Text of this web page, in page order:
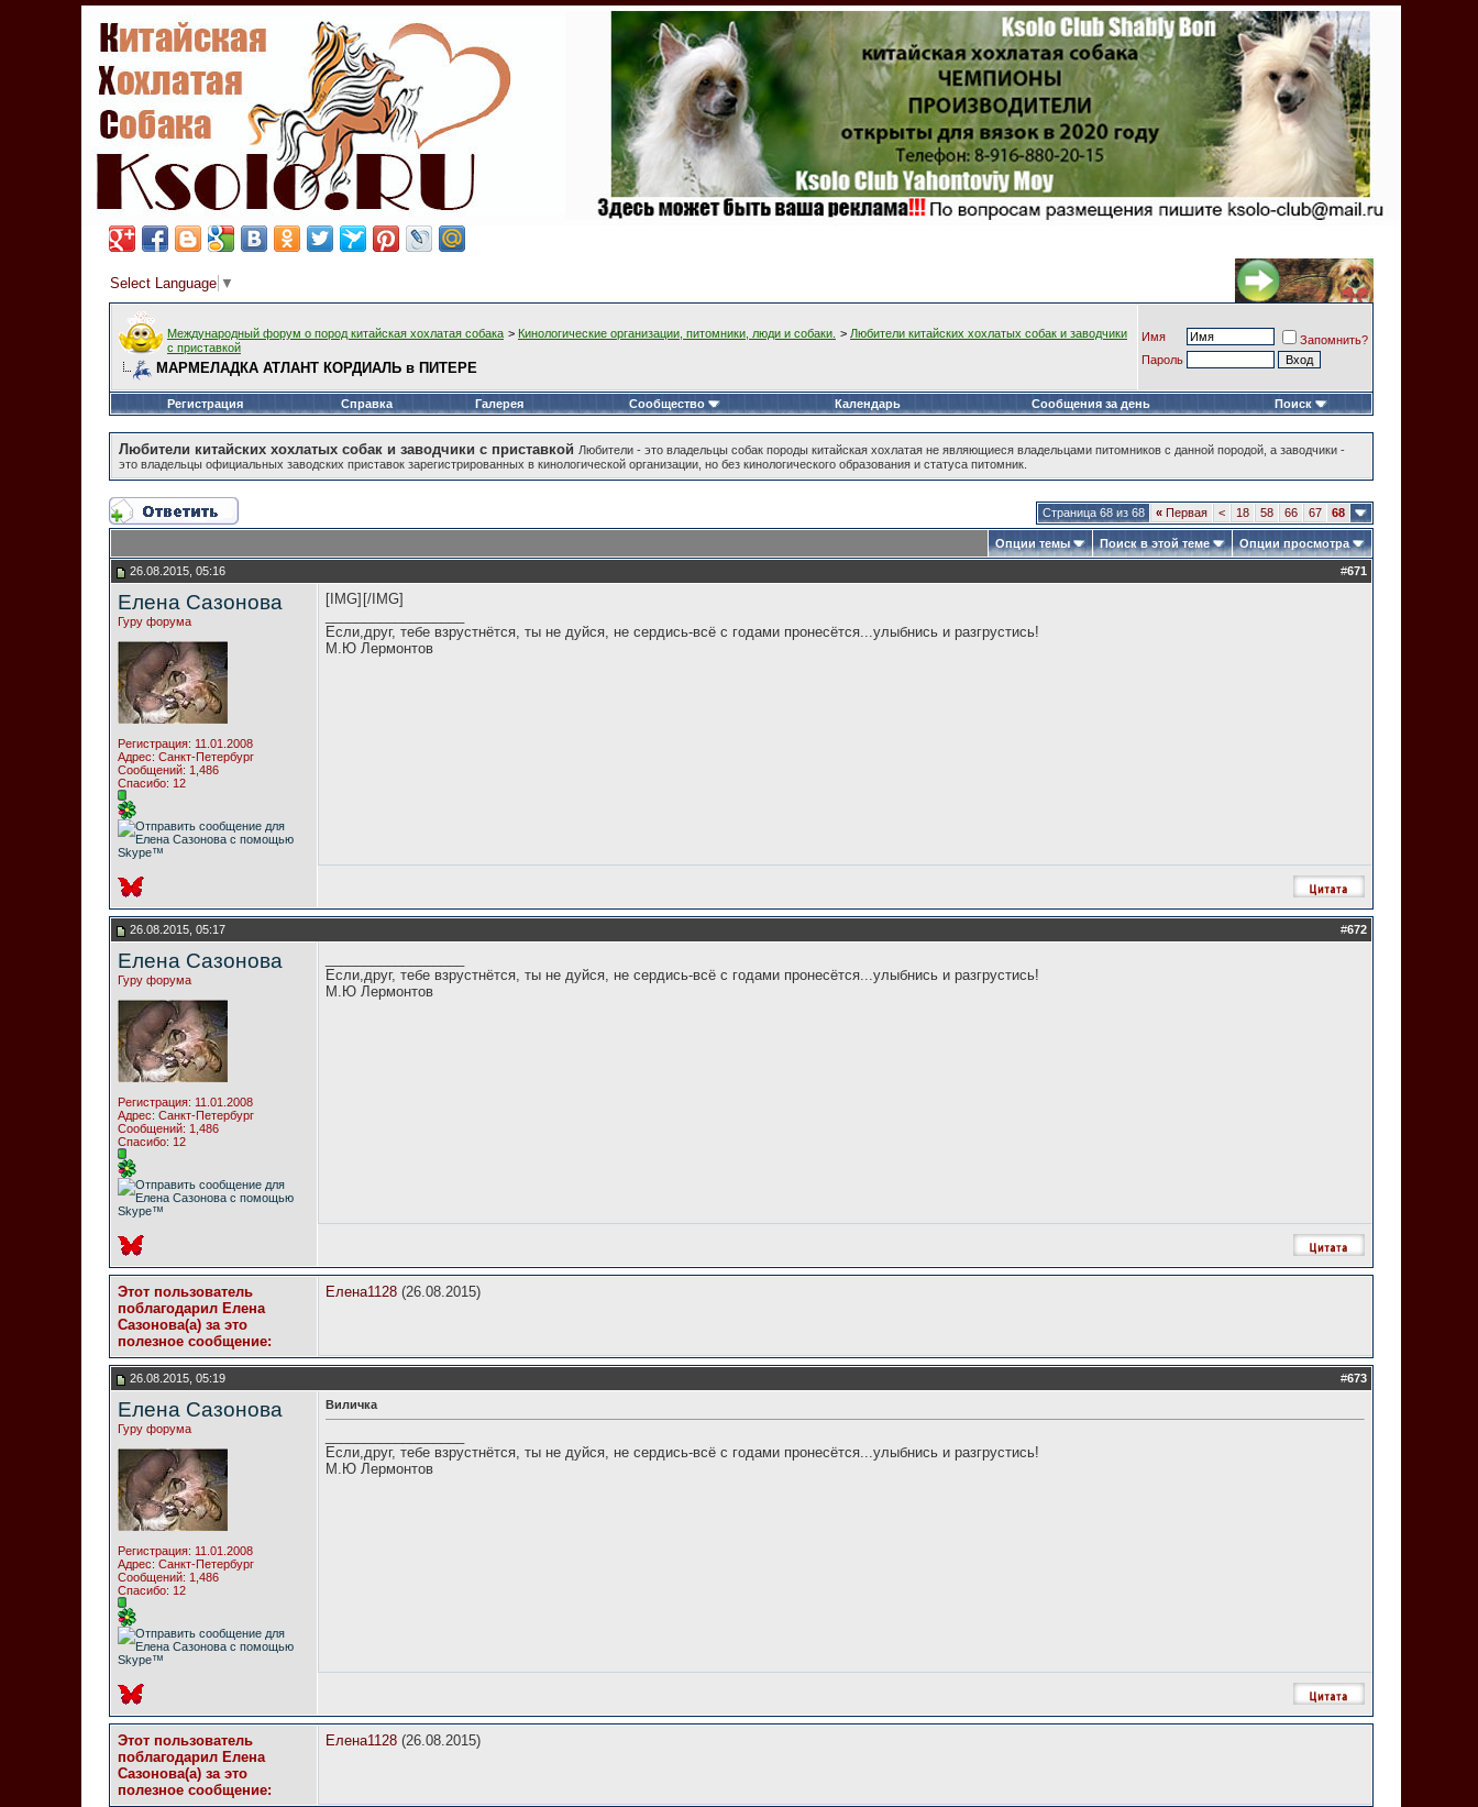
Select Language ▼
Международный форум о пород китайская хохлатая собака > Кинологические организации, питомники, люди и собаки. > Любители китайских хохлатых собак и заводчики
с приставкой
МАРМЕЛАДКА АТЛАНТ КОРДИАЛЬ в ПИТЕРЕ
Имя
Запомнить?
Пароль
Регистрация Справка Галерея Сообщество Календарь Сообщения за день Поиск
Любители китайских хохлатых собак и заводчики с приставкой Любители - это владельцы собак породы китайская хохлатая не являющиеся владельцами питомников с данной породой, а заводчики -
это владельцы официальных заводских приставок зарегистрированных в кинологической организации, но без кинологического образования и статуса питомник.
Страница 68 из 68 « Первая < 18 58 66 67 68
Опции темы Поиск в этой теме Опции просмотра
26.08.2015, 05:16 #671
Елена Сазонова
Гуру форума
Регистрация: 11.01.2008
Адрес: Санкт-Петербург
Сообщений: 1,486
Спасибо: 12
[IMG] [/IMG]
Если,друг, тебе взрустнётся, ты не дуйся, не сердись-всё с годами пронесётся...улыбнись и разгрустись!
М.Ю Лермонтов
26.08.2015, 05:17 #672
Елена Сазонова
Гуру форума
Регистрация: 11.01.2008
Адрес: Санкт-Петербург
Сообщений: 1,486
Спасибо: 12
Если,друг, тебе взрустнётся, ты не дуйся, не сердись-всё с годами пронесётся...улыбнись и разгрустись!
М.Ю Лермонтов
Этот пользователь
поблагодарил Елена
Сазонова(а) за это
полезное сообщение:
Елена1128 (26.08.2015)
26.08.2015, 05:19 #673
Елена Сазонова
Гуру форума
Регистрация: 11.01.2008
Адрес: Санкт-Петербург
Сообщений: 1,486
Спасибо: 12
Виличка
Если,друг, тебе взрустнётся, ты не дуйся, не сердись-всё с годами пронесётся...улыбнись и разгрустись!
М.Ю Лермонтов
Этот пользователь
поблагодарил Елена
Сазонова(а) за это
полезное сообщение:
Елена1128 (26.08.2015)